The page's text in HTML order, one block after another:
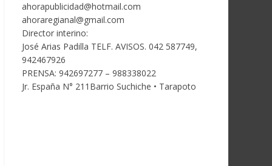
ahorapublicidad@hotmail.com
ahoraregianal@gmail.com
Director interino:
José Arias Padilla TELF. AVISOS. 042 587749,
942467926
PRENSA: 942697277 – 988338022
Jr. España N° 211Barrio Suchiche • Tarapoto